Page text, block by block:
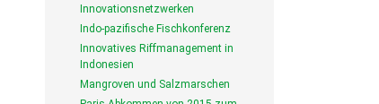
Innovationsnetzwerken
Indo-pazifische Fischkonferenz
Innovatives Riffmanagement in
Indonesien
Mangroven und Salzmarschen